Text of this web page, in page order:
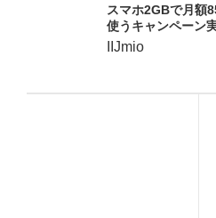
スマホ2GBで月額
使うキャンペーン
IIJmio